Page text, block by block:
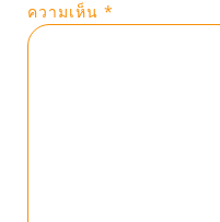
ความเห็น *